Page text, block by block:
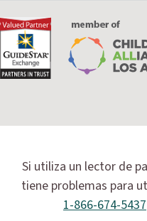
Si utiliza un lector de
tiene problemas para
1-866-674-5437